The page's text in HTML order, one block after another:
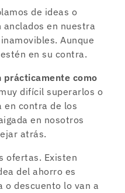
de ideas o
en nuestra
Aunque
en su contra.
prácticamente como
difícil superarlos o
en contra de los
en nosotros
atrás.
ofertas. Existen
del ahorro es
o descuento lo van a